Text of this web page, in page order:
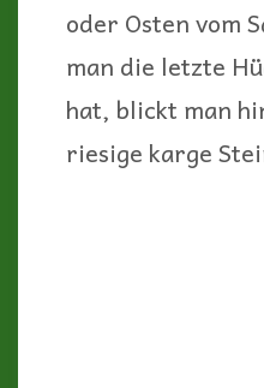
oder Osten vom
man die letzte
hat, blickt man
riesige karge